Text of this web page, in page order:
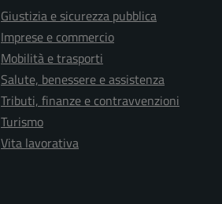
Giustizia e sicurezza pubblica
Imprese e commercio
Mobilità e trasporti
Salute, benessere e assistenza
Tributi, finanze e contravvenzioni
Turismo
Vita lavorativa